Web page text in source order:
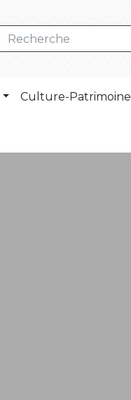
Culture-Patrimoine